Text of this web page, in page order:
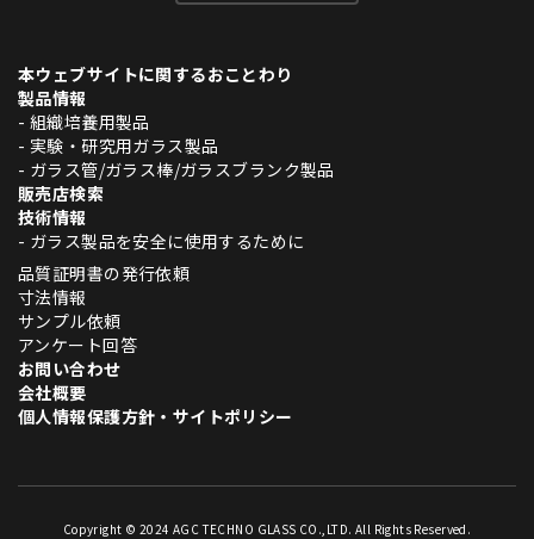
本ウェブサイトに関するおことわり
製品情報
- 組織培養用製品
- 実験・研究用ガラス製品
- ガラス管/ガラス棒/ガラスブランク製品
販売店検索
技術情報
- ガラス製品を安全に使用するために
品質証明書の発行依頼
寸法情報
サンプル依頼
アンケート回答
お問い合わせ
会社概要
個人情報保護方針・サイトポリシー
Copyright © 2024 AGC TECHNO GLASS CO.,LTD. All Rights Reserved.